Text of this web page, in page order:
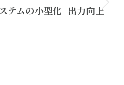
Next
テムの小型化+出力向上